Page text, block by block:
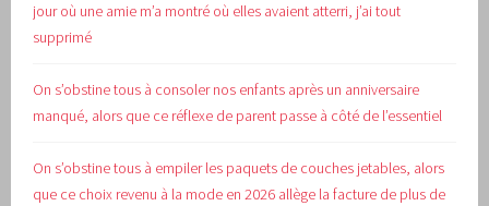
jour où une amie m’a montré où elles avaient atterri, j’ai tout
supprimé
On s’obstine tous à consoler nos enfants après un anniversaire
manqué, alors que ce réflexe de parent passe à côté de l’essentiel
On s’obstine tous à empiler les paquets de couches jetables, alors
que ce choix revenu à la mode en 2026 allège la facture de plus de